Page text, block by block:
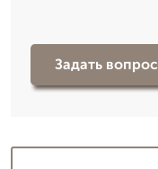
Задать вопрос